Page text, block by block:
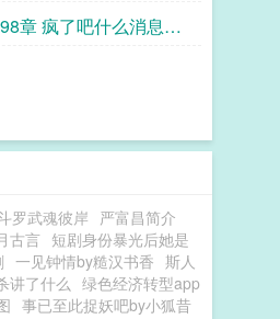
章 疯了吧什么消息都
罗武魂彼岸
严富昌简介
古言 短剧身份暴光后她是
一见钟情by糙汉书香 斯人
讲了什么 绿色经济转型app
事已至此捉妖吧by小狐昔